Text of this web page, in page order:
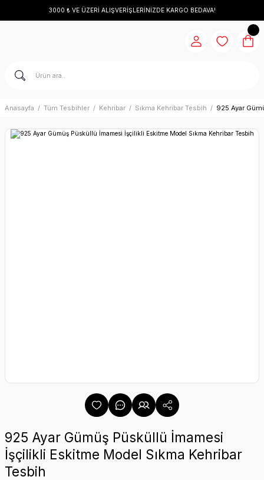
3000 ₺ VE ÜZERİ ALIŞVERİŞLERİNİZDE KARGO BEDAVA!
Anasayfa Tüm Tesbihler Kehribar Sıkma Kehribar Tesbih 925 Ayar
925 Ayar Gümüş Püsküllü İmamesi
İşçilikli Eskitme Model Sıkma Kehribar
Tesbih